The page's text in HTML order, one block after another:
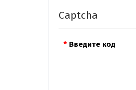
Captcha
Введите код